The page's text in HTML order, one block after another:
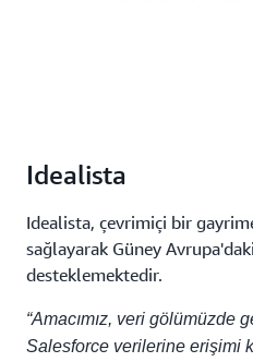
Idealista
Idealista, çevrimiçi bir
sağlayarak Güney
desteklemektedir.
“Amacımız, veri gölümüzde
Salesforce verilerine erişimi